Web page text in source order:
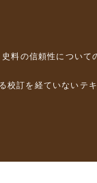
料の信頼性につい
訂を経ていないテ